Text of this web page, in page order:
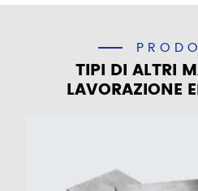
TIPI DI ALTRI
LAVORAZIONE